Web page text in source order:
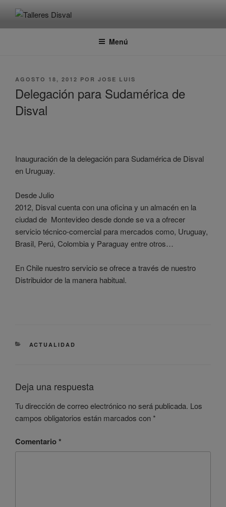
contenidoTALLERES DISVAL
Fabricante de maquinaria para panadería
Menú
PUBLICADO
AGOSTO 18, 2012 POR JOSE LUIS
Delegación para Sudamérica de
Disval
Inauguración de la delegación para Sudamérica de Disval
en Uruguay.
Desde Julio
2012, Disval cuenta con una oficina y un almacén en la
ciudad de Montevideo desde donde se va a ofrecer
servicio técnico-comercial para mercados como, Uruguay,
Brasil, Perú, Colombia y Paraguay entre otros…
En Chile nuestro servicio se ofrece a través de nuestro
Distribuidor de la manera habitual.
CATEGORÍAS
ACTUALIDAD
Deja una respuesta
Tu dirección de correo electrónico no será publicada. Los
campos obligatorios están marcados con*
Comentario*